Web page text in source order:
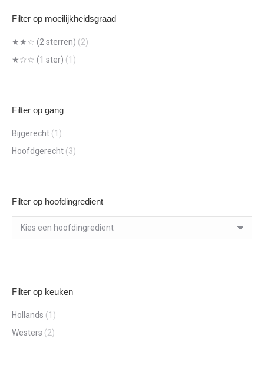
Filter op moeilijkheidsgraad
★★☆ (2 sterren) (2)
★☆☆ (1 ster) (1)
Filter op gang
Bijgerecht (1)
Hoofdgerecht (3)
Filter op hoofdingredient
Filter op keuken
Hollands (1)
Westers (2)